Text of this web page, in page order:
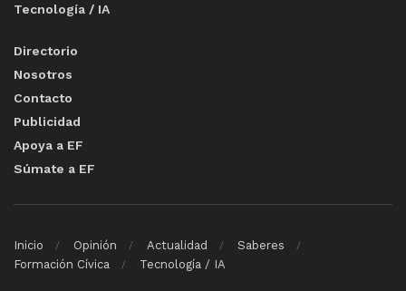
Tecnología / IA
Directorio
Nosotros
Contacto
Publicidad
Apoya a EF
Súmate a EF
Inicio Opinión Actualidad
Saberes
Formación Cívica
Tecnología / IA